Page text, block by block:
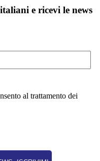
e ricevi le news
al trattamento dei